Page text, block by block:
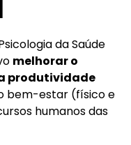
da Saúde
melhorar o
produtividade
bem-estar (físico e
humanos das